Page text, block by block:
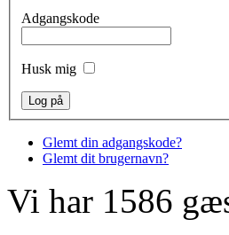
Adgangskode
Husk mig
Glemt din adgangskode?
Glemt dit brugernavn?
Vi har 1586